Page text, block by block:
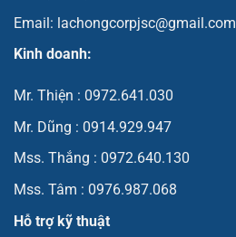
Email: lachongcorpjsc@gmail.com
Kinh doanh:
Mr. Thiện : 0972.641.030
Mr. Dũng : 0914.929.947
Mss. Thắng : 0972.640.130
Mss. Tâm : 0976.987.068
Hỗ trợ kỹ thuật